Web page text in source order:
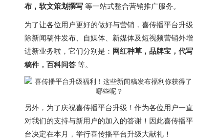
布，软文策划撰写等一站式整合营销推广服务。
为了让各位用户更好的做好与营销，喜传播平台升级
除新闻稿件发布、自媒体、新媒体及短视频营销外增
进新业务啦，它们分别是： 网红种草，品牌宝，代写
稿件，百科问答等。
另外，为了庆祝喜传播平台升级！作为各位用户一直
对我们的支持与新用户的加入的答谢！因此喜传播平
台决定在本月，举行喜传播平台升级大献礼！